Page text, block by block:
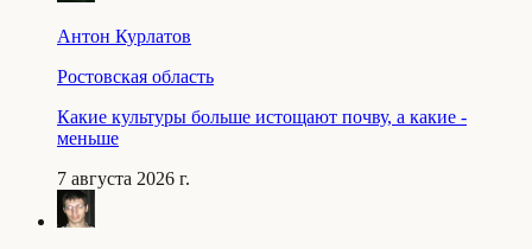
Антон Курлатов
Ростовская область
Какие культуры больше истощают почву, а какие -
меньше
7 августа 2026 г.